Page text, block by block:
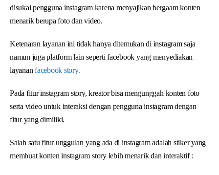
disukai pengguna instagram karena menyajikan bergaam konten
menarik berupa foto dan video.
Ketenaran layanan ini tidak hanya ditemukan di instagram saja
namun juga platform lain seperti facebook yang menyediakan
layanan facebook story.
Pada fitur instagram story, kreator bisa mengunggah konten foto
serta video untuk interaksi dengan pengguna instagram dengan
fitur yang dimiliki.
Salah satu fitur unggulan yang ada di instagram adalah stiker yang
membuat konten instagram story lebih menarik dan interaktif :